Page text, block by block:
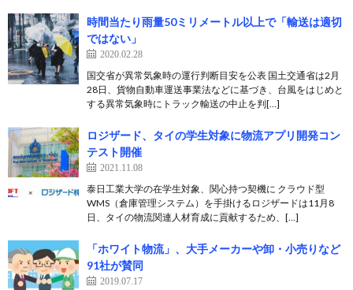
時間当たり雨量50ミリメートル以上で「輸送は適切
ではない」
2020.02.28
国交省が異常気象時の運行判断目安を公表 国土交通省は2月
28日、貨物自動車運送事業法などに基づき、台風をはじめと
する異常気象時にトラック輸送の中止を判[…]
ロジザード、タイの学生対象に物流アプリ開発コン
テスト開催
2021.11.08
泰日工業大学の在学生対象、関心持つ契機に クラウド型
WMS（倉庫管理システム）を手掛けるロジザードは11月8
日、タイの物流関連人材育成に貢献するため、[…]
「ホワイト物流」、大手メーカーや卸・小売りなど
91社が賛同
2019.07.17